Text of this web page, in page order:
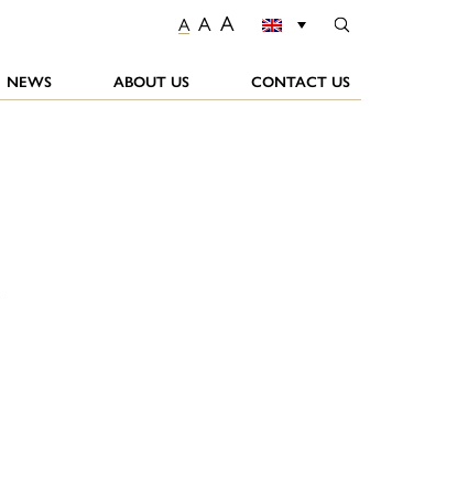
A A A
CONTACT US
ABOUT US
NEWS